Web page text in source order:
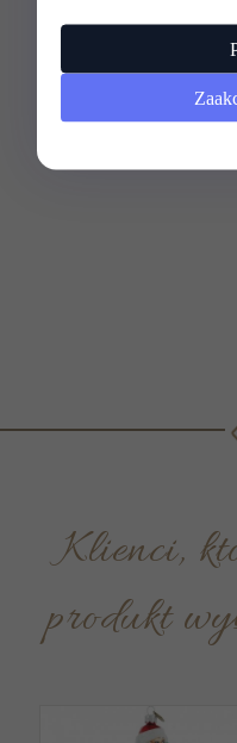
Klienci, którzy kupili ten
produkt